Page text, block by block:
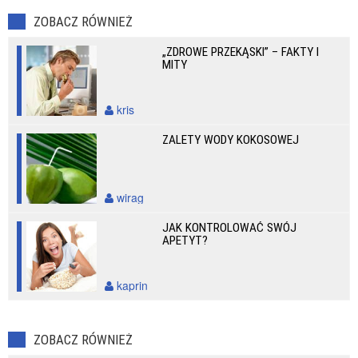
ZOBACZ RÓWNIEŻ
„ZDROWE PRZEKĄSKI” – FAKTY I
MITY
kris
ZALETY WODY KOKOSOWEJ
wirag
JAK KONTROLOWAĆ SWÓJ
APETYT?
kaprin
ZOBACZ RÓWNIEŻ